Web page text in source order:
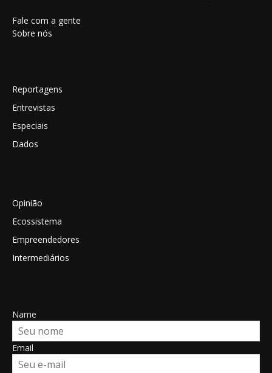
Fale com a gente
Sobre nós
Reportagens
Entrevistas
Especiais
Dados
Opinião
Ecossistema
Empreendedores
Intermediários
Name
Email